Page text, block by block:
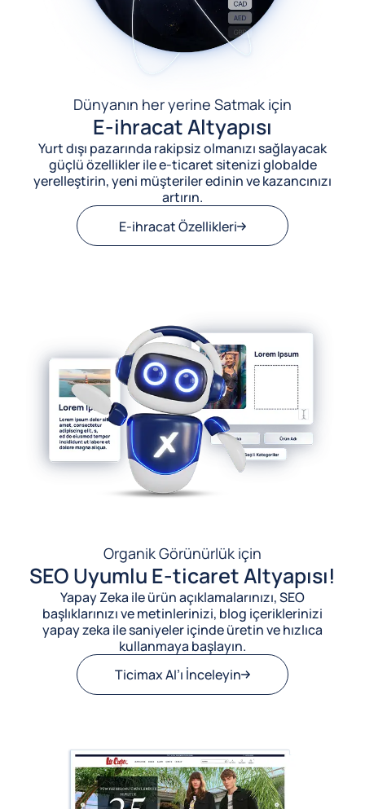
Dünyanın her yerine Satmak için
E-ihracat Altyapısı
Yurt dışı pazarında rakipsiz olmanızı sağlayacak
güçlü özellikler ile e-ticaret sitenizi globalde
yerelleştirin, yeni müşteriler edinin ve kazancınızı
artırın.
E-ihracat Özellikleri
Organik Görünürlük için
SEO Uyumlu E-ticaret Altyapısı!
Yapay Zeka ile ürün açıklamalarınızı, SEO
başlıklarınızı ve metinlerinizi, blog içeriklerinizi
yapay zeka ile saniyeler içinde üretin ve hızlıca
kullanmaya başlayın.
Ticimax AI’ı İnceleyin